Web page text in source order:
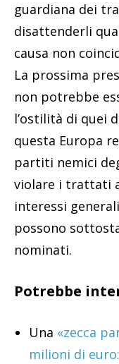
guardiana dei
disattenderli
causa non
La prossima
non potrebbe
l’ostilità di quei
questa Europa
partiti nemici
violare i trattati
interessi
possono
nominati.
Potrebbe
Una «zecca
milioni di